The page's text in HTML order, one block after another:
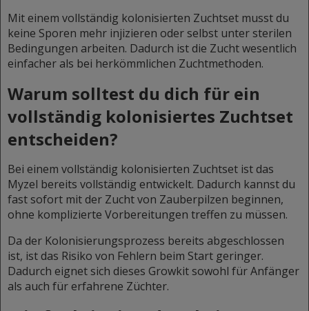
Mit einem vollständig kolonisierten Zuchtset musst du
keine Sporen mehr injizieren oder selbst unter sterilen
Bedingungen arbeiten. Dadurch ist die Zucht wesentlich
einfacher als bei herkömmlichen Zuchtmethoden.
Warum solltest du dich für ein
vollständig kolonisiertes Zuchtset
entscheiden?
Bei einem vollständig kolonisierten Zuchtset ist das
Myzel bereits vollständig entwickelt. Dadurch kannst du
fast sofort mit der Zucht von Zauberpilzen beginnen,
ohne komplizierte Vorbereitungen treffen zu müssen.
Da der Kolonisierungsprozess bereits abgeschlossen
ist, ist das Risiko von Fehlern beim Start geringer.
Dadurch eignet sich dieses Growkit sowohl für Anfänger
als auch für erfahrene Züchter.